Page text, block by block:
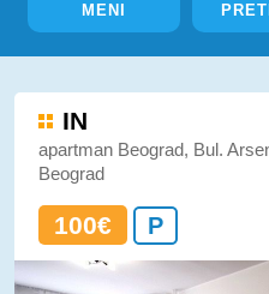
MENI
IN
apartman Beograd, Bul.
Beograd
100€ P